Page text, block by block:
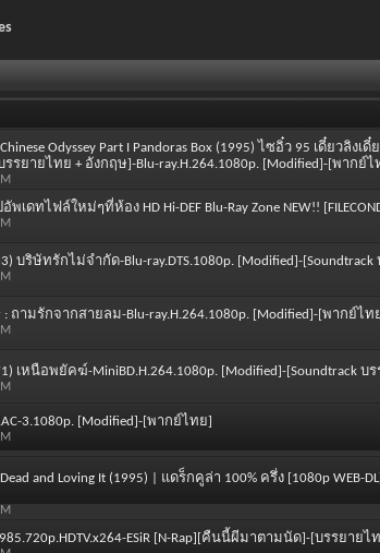
Odyssey Part I Pandoras Box (1995) ไซอิ๋ว 95 เดี๋ยวลิงเ
รยายไทย + อังกฤษ]-Blu-ray.H.264.1080p. [Modified]-[พากย์ไ
ดทไฟล์ใหม่ๆที่ห้อง HD Hi-DEF Blu-Ray Zone NEW!!
บริษัทรักไม่จำกัด-Blu-ray.DTS.1080p. [Modified]-
: ถามรักจากสายลม-Blu-ray.H.264.1080p. [Modified]-[พากย์ไ
เหนือพยัคฆ์-MiniBD.H.264.1080p. [Modified]-[Soundtrack บ
3.1080p. [Modified]-[พากย์ไทย]
and Loving It (1995) | แดร็กคูล่า 100% ครึ่ง [1080p WEB-
ESiR [N-Rap][คืนนี้ผีมาตามนัด]-[บรรยายไ